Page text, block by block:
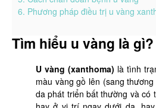
6. Phương pháp điều trị u vàng
Tìm hiểu u vàng là gì?
U vàng (xanthoma) là tình
màu vàng gồ lên (sang
da phát triển bất thường và có